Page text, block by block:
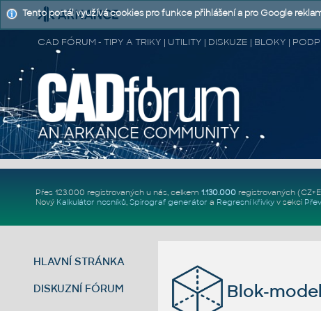
CAD FÓRUM - TIPY A TRIKY | UTILITY | DISKUZE | BLOKY |
Přes 123.000 registrovaných u nás, celkem 1.130.000registrovaných
Nový Kalkulátor nosníků, Spirograf generátor a Regresní křivkyv sekci
HLAVNÍ STRÁNKA
DISKUZNÍ FÓRUM Blok-
Tento portál využívá cookies pro funkce přihlášení a pro Google